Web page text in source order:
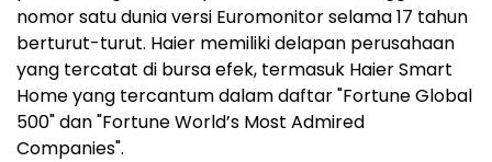
nomor satu dunia versi Euromonitor selama 17 tahun
berturut-turut. Haier memiliki delapan perusahaan
yang tercatat di bursa efek, termasuk Haier Smart
Home yang tercantum dalam daftar "Fortune Global
500" dan "Fortune World’s Most Admired
Companies".